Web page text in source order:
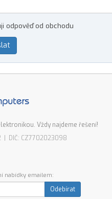
odpověď od obchodu
Vždy najdeme řešení!
| DIČ: CZ7702023098
nabídky emailem:
Odebírat